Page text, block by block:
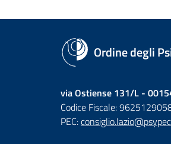
Ordine degli
via Ostiense 131/L -
Codice Fiscale:
PEC: